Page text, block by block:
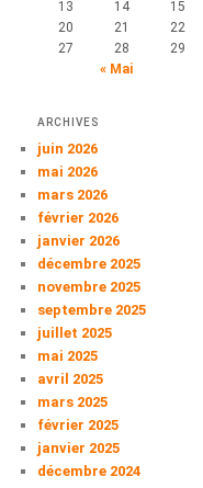
13
14 15
20
21 22
27
28 29
« Mai
ARCHIVES
juin 2026
mai 2026
mars 2026
février 2026
janvier 2026
décembre 2025
novembre 2025
septembre 2025
juillet 2025
mai 2025
avril 2025
mars 2025
février 2025
janvier 2025
décembre 2024